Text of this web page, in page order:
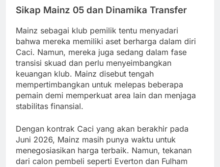
Sikap Mainz 05 dan Dinamika Transfer
Mainz sebagai klub pemilik tentu menyadari
bahwa mereka memiliki aset berharga dalam diri
Caci. Namun, mereka juga sedang dalam fase
transisi skuad dan perlu menyeimbangkan
keuangan klub. Mainz disebut tengah
mempertimbangkan untuk melepas beberapa
pemain demi memperkuat area lain dan menjaga
stabilitas finansial.
Dengan kontrak Caci yang akan berakhir pada
Juni 2026, Mainz masih punya waktu untuk
menegosiasikan harga terbaik. Namun, tekanan
dari calon pembeli seperti Everton dan Fulham